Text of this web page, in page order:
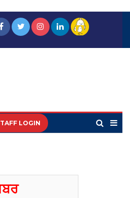
LOGIN